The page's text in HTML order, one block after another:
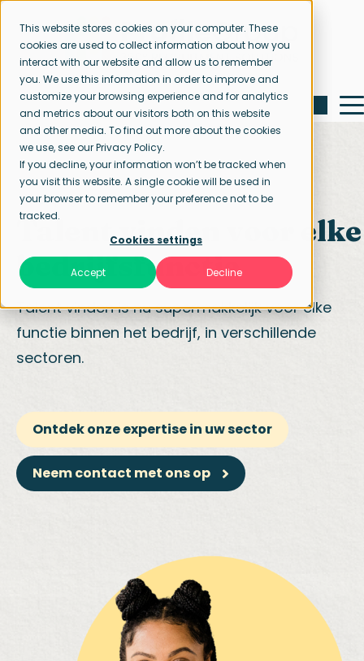
This website stores cookies on your computer. These
cookies are used to collect information about how you
interact with our website and allow us to remember
you. We use this information in order to improve and
customize your browsing experience and for analytics
and metrics about our visitors both on this website
and other media. To find out more about the cookies
we use, see our Privacy Policy.
If you decline, your information won’t be tracked when
you visit this website. A single cookie will be used in
your browser to remember your preference not to be
tracked.
Cookies settings
Accept Decline
Startpagina Onze specialisaties
Talent vinden
voor elke
bedrijfsfunctie
Talent vinden is nu supermakkelijk voor elke
functie binnen het bedrijf, in verschillende
sectoren.
Ontdek onze expertise in uw sector
Neem contact met ons op